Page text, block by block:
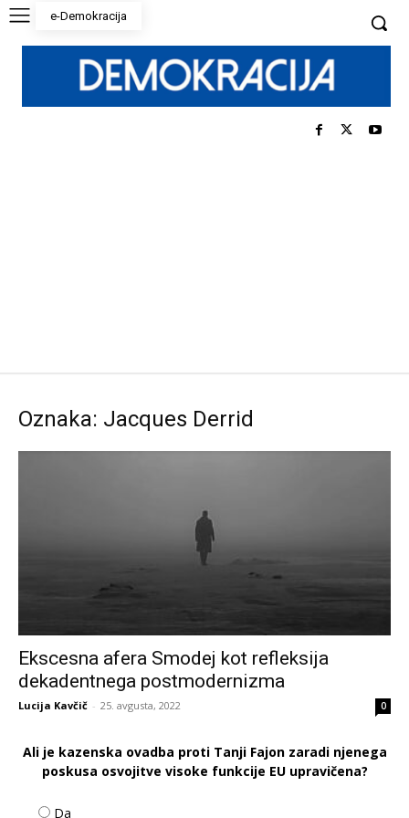
e-Demokracija
Oznaka: Jacques Derrid
Ekscesna afera Smodej kot refleksija
dekadentnega postmodernizma
Lucija Kavčič - 25. avgusta, 2022 0
Ali je kazenska ovadba proti Tanji Fajon zaradi njenega
poskusa osvojitve visoke funkcije EU upravičena?
Da